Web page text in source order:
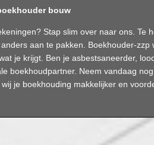
bouw
Stap slim over naar ons. Te
aan te pakken. Boekhouder-zzp
je krijgt. Ben je asbestsaneerder,
boekhoudpartner. Neem vandaag
je boekhouding makkelijker en